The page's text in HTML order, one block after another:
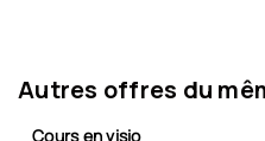
Autres offres du
Cours en visio